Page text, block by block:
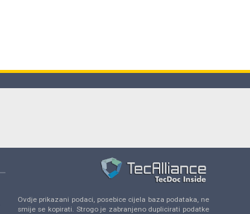
Ovdje prikazani podaci, posebice cijela baza podataka, ne
smije se kopirati. Strogo je zabranjeno duplicirati podatke